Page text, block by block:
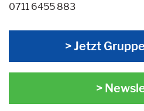
0711 6455 883
> Jetzt
>